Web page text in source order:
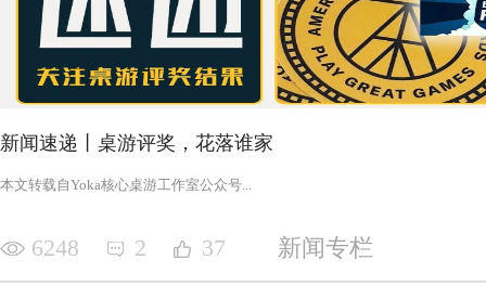
新闻速递丨桌游评奖，花落谁家
‍‍‍‍‍‍‍‍‍‍‍‍‍‍‍‍‍‍‍‍本文转载自Yoka核心桌游工作室公众号‍‍‍...
6248 2 37 新闻专栏